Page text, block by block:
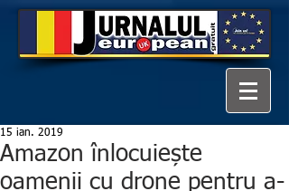
Amazon înlocuiește
oamenii cu drone pentru a-
15 ian. 2019